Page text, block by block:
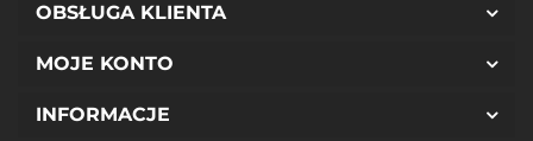
OBSŁUGA KLIENTA
MOJE KONTO
INFORMACJE